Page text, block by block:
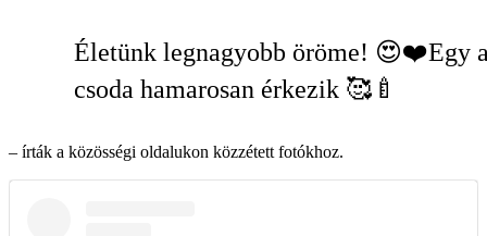
Életünk legnagyobb öröme! 😍❤️Egy
csoda hamarosan érkezik 🥰🍼
– írták a közösségi oldalukon közzétett fotókhoz.